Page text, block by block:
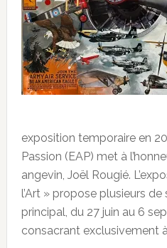
exposition temporaire en
Passion (EAP) met à
angevin, Joël Rougié.
l’Art » propose plusieurs
principal, du 27 juin au 6
consacrant exclusivement